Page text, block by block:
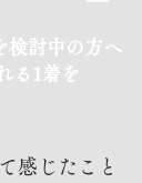
検討中の方へ
る1着を
感じたこと